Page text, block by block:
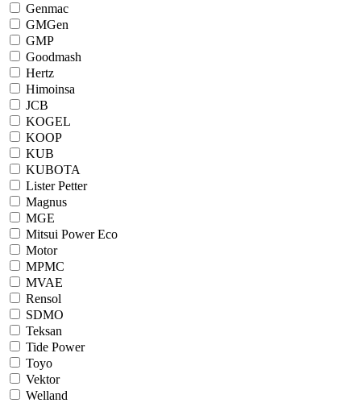
Genmac
GMGen
GMP
Goodmash
Hertz
Himoinsa
JCB
KOGEL
KOOP
KUB
KUBOTA
Lister Petter
Magnus
MGE
Mitsui Power Eco
Motor
MPMC
MVAE
Rensol
SDMO
Teksan
Tide Power
Toyo
Vektor
Welland